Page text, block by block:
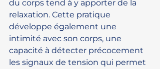
du corps tend à y apporter de la
relaxation. Cette pratique
développe également une
intimité avec son corps, une
capacité à détecter précocement
les signaux de tension qui permet